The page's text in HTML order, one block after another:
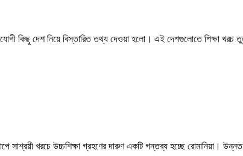
কিছু দেশ নিয়ে বিস্তারিত তথ্য দেওয়া হলো। এই দেশগুলোতে শিক্ষা
খরচে উচ্চশিক্ষা গ্রহণের দারুণ একটি গন্তব্য হচ্ছে রোমানিয়া।